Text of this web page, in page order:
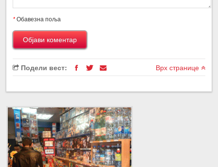
*Обавезна поља
Подели вест: Врх странице